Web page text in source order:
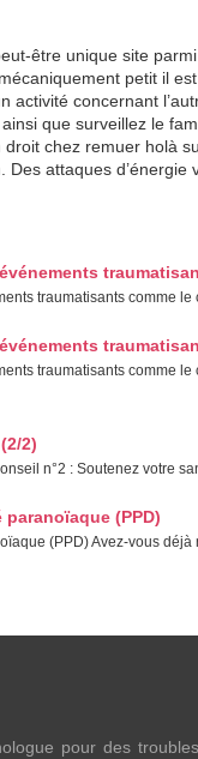
être unique site
petit il
activité concernant
que surveillez le
chez remuer holà
attaques d’énergie
traumatisants comme
traumatisants comme
2)
n°2 : Soutenez votre
(PPD)
(PPD) Avez-vous
pour des